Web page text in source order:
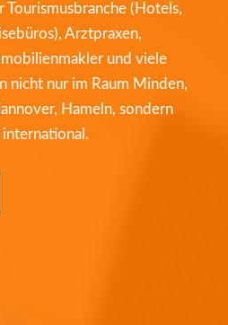
Tourismusbranche (Hotels,
Arztpraxen,
und viele
nicht nur im Raum Minden,
Hameln, sondern